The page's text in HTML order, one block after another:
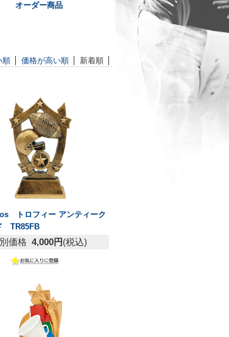
オーダー商品
順 価格が高い順 新着順
トロフィー アンティーク
TR85FB
価格 4,000円(税込)